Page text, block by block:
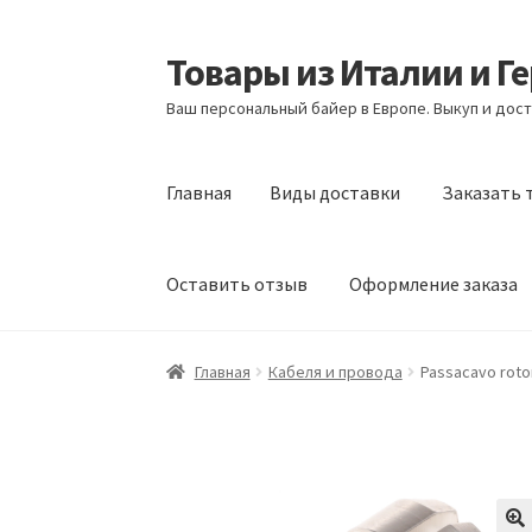
Перейти
к
навигации
Перейти
к
содержимому
Товары из Италии и
Ваш персональный байер в Европе. Выкуп и
Главная Виды доставки Заказать
Оставить отзыв Оформление заказа
Главная Виды доставки Заказать товары
Главная Кабеля и провода Passacavo